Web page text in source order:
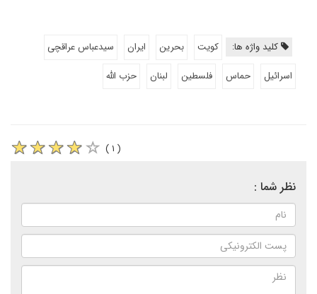
کلید واژه ها: کویت بحرین ایران
سیدعباس عراقچی
اسرائیل
حماس فلسطین لبنان حزب الله
( ۱ )
نظر شما :